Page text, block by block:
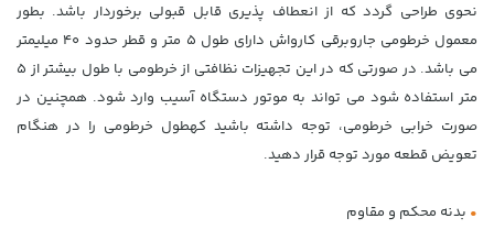
نحوی طراحی گردد که از انعطاف پذیری قابل قبولی برخوردار باشد. بطور
معمول خرطومی جاروبرقی کارواش دارای طول ۵ متر و قطر حدود ۴۰ میلیمتر
می باشد. در صورتی که در این تجهیزات نظافتی از خرطومی با طول بیشتر از ۵
متر استفاده شود می تواند به موتور دستگاه آسیب وارد شود. همچنین در
صورت خرابی خرطومی، توجه داشته باشید کهطول خرطومی را در هنگام
تعویض قطعه مورد توجه قرار دهید.
• بدنه محکم و مقاوم